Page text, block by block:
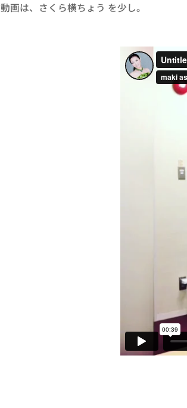
動画は、さくら横ちょう を少し。